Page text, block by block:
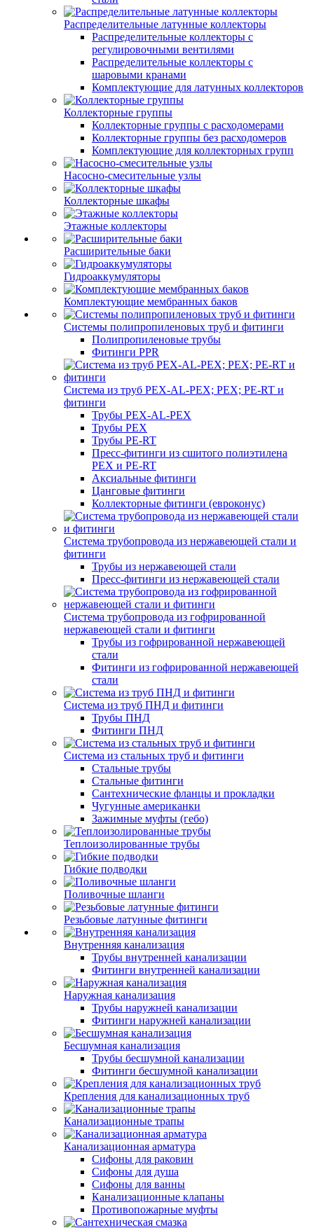
Распределительные латунные коллекторы
Распределительные коллекторы с
регулировочными вентилями
Распределительные коллекторы с
шаровыми кранами
Комплектующие для латунных коллекторов
Коллекторные группы
Коллекторные группы с расходомерами
Коллекторные группы без расходомеров
Комплектующие для коллекторных групп
Насосно-смесительные узлы
Коллекторные шкафы
Этажные коллекторы
Расширительные баки
Гидроаккумуляторы
Комплектующие мембранных баков
Системы полипропиленовых труб и фитинги
Полипропиленовые трубы
Фитинги PPR
Система из труб PEX-AL-PEX; PEX; PE-RT и
фитинги
Трубы PEX-AL-PEX
Трубы PEX
Трубы PE-RT
Пресс-фитинги из сшитого полиэтилена
PEX и PE-RT
Аксиальные фитинги
Цанговые фитинги
Коллекторные фитинги (евроконус)
Система трубопровода из нержавеющей стали и
фитинги
Трубы из нержавеющей стали
Пресс-фитинги из нержавеющей стали
Система трубопровода из гофрированной
нержавеющей стали и фитинги
Трубы из гофрированной нержавеющей
стали
Фитинги из гофрированной нержавеющей
стали
Система из труб ПНД и фитинги
Трубы ПНД
Фитинги ПНД
Система из стальных труб и фитинги
Стальные трубы
Стальные фитинги
Сантехнические фланцы и прокладки
Чугунные американки
Зажимные муфты (гебо)
Теплоизолированные трубы
Гибкие подводки
Поливочные шланги
Резьбовые латунные фитинги
Внутренняя канализация
Трубы внутренней канализации
Фитинги внутренней канализации
Наружная канализация
Трубы наружней канализации
Фитинги наружней канализации
Бесшумная канализация
Трубы бесшумной канализации
Фитинги бесшумной канализации
Крепления для канализационных труб
Канализационные трапы
Канализационная арматура
Сифоны для раковин
Сифоны для душа
Сифоны для ванны
Канализационные клапаны
Противопожарные муфты